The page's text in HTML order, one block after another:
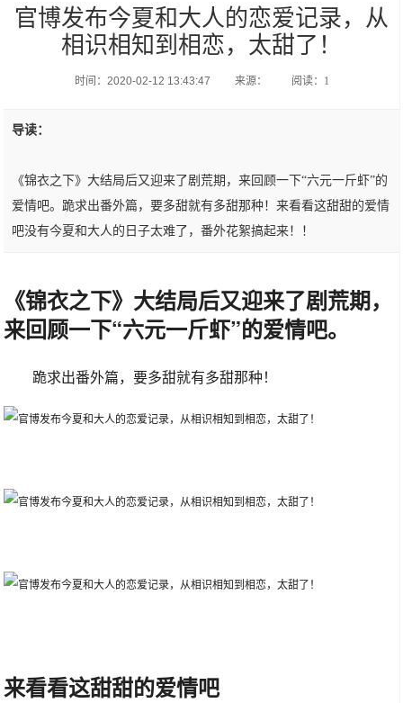
官博发布今夏和大人的恋爱记录，从
相识相知到相恋，太甜了！
时间：2020-02-12 13:43:47 来源： 阅读：1
导读：
《锦衣之下》大结局后又迎来了剧荒期，来回顾一下“六元一斤虾”的
爱情吧。跪求出番外篇，要多甜就有多甜那种！来看看这甜甜的爱情
吧没有今夏和大人的日子太难了，番外花絮搞起来！！
《锦衣之下》大结局后又迎来了剧荒期，
来回顾一下“六元一斤虾”的爱情吧。
跪求出番外篇，要多甜就有多甜那种！
来看看这甜甜的爱情吧